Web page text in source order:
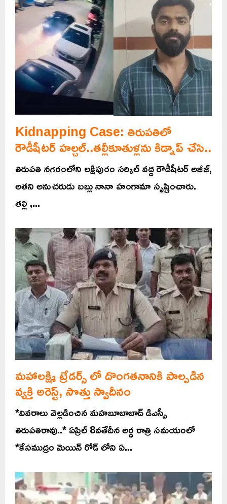
Kidnapping Case: తిరుపతిలో
రౌడీషీటర్ హల్చల్..తల్లీకూతుళ్లను కిడ్నాప్ చేసి..
తిరుపతి నగరంలోని లక్షిపురం సర్కిల్ వద్ద రౌడీషీటర్ అజీజ్,
అతని అనుచరుడు బబ్లు నానా హంగామా సృష్టించారు.
తల్లి ,...
మహాలక్ష్మి ట్రేడర్స్ లో దొంగతనానికి పాల్పడిన
వ్యక్తి అరెస్ట్, సొత్తు స్వాదీనం
*వివరాలు వెల్లడించిన మహబూబాబాద్ డిఎస్పీ
తిరుపతిరావు..* ఏప్రిల్ 8వతేదీన అర్ధ రాత్రి సమయంలో
*కేసముద్రం మెయిన్ రోడ్ లోని ఏ...